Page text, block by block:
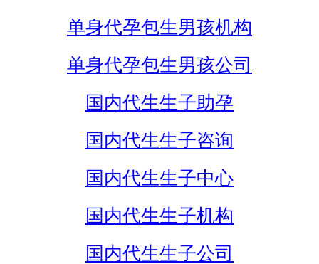
单身代孕包生男孩机构
单身代孕包生男孩公司
国内代生生子助孕
国内代生生子咨询
国内代生生子中心
国内代生生子机构
国内代生生子公司